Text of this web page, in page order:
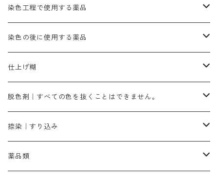
染料一覧ー100g入り
染料一覧ー500g入り
1kg
ピンクMB｜ピンク色
ローズMB｜鮮やかなピンク色）
スカイブルーMG｜緑みの空色
ターキスブルーHNG｜緑みの空色
ダークグリンMG（定番の色合い）
グリーンMB｜緑色
茶色系
ダークブロンMFB｜こげ茶色
ブロンHNR｜こげ茶色
黒色系
ブラックMK（赤みの黒色）
ブラックMG（青みの黒色）
白色系（定番の色合い）
ネオホワイトR
霧島産・晩秋茶｜黄金色（赤みの黄色）｜準備中
54cm×54cm（バンダナ）｜端の始末も綿糸｜タグなし
ローダミンB｜赤紫色｜マゼンダ色
硫酸第一鉄｜鉄媒染剤
摺込み刷毛（スリコミハケ）ー夏毛（硬いタイプ）
摺込み刷毛（スリコミハケ）ー冬毛（柔らかいタイプ）
片羽刷毛
ローケツ筆
ローケツ用筆｜1本～販売
ローケツ用筆ー10%off｜20本セットお取り寄せ品
洋型紙（9番手｜中薄口、10番手｜中厚口）
有償サンプル品｜約20cm×27cm
洋型紙9番手｜中薄口｜約54cm×110cm
張木｜入荷待ち
伸子
型洗いブラシ
精練剤｜汚れ落とし剤｜針状マルセル石鹸
糊落とし剤｜ソルベンCA
濃染処理剤｜ソルバックスPS－900
染色工程で使用する薬品
染料の吸収促進剤
酢酸｜絹・羊毛・ナイロンに使用する
芒硝｜綿・麻の染色に使用する。
染料のムラ染め抑制剤（均染剤）
アゾリン200％｜綿・麻・絹・羊毛・ナイロンの染色
レオニールEHC｜反応染料用
染料の浸透剤
ソルバライトS-70｜各種繊維の浸し染めに使用可能
染料の定着向上剤
ライトフィックスAコンク｜綿・麻もしくは直接染料で染めた素材
アルカリ剤｜反応染料用
染色の後に使用する薬品
ソーピング剤｜未定着の染料を除去すること
ネオポールB－300｜反応染料のソーピング剤
仕上げ剤｜柔軟・平滑剤
白場汚染防止剤
仕上げ糊
カルボキシメチルセルロース（CMC）
海藻系
たんぱく質系
脱色剤｜すべての色を抜くことはできません。
脱色剤
全体脱色｜ハイドロサルファイトコンク
脱色助剤｜浸透・複色抑制剤
捺染｜すり込み
染料溶解剤｜染料の均一な浸透・吸着を補助する
薬品類